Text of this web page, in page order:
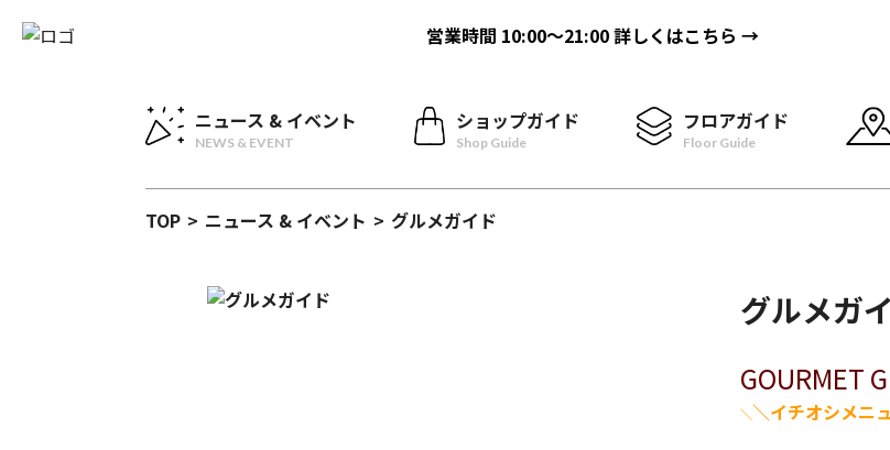
営業時間 10:00〜21:00詳しくはこちら →
ニュース & イベント
NEWS & EVENT
ショップガイド
Shop Guide
フロアガイド
Floor Guide
TOP > ニュース & イベント > グルメガイド
グルメガ
GOURMET
＼＼イチオシメニ